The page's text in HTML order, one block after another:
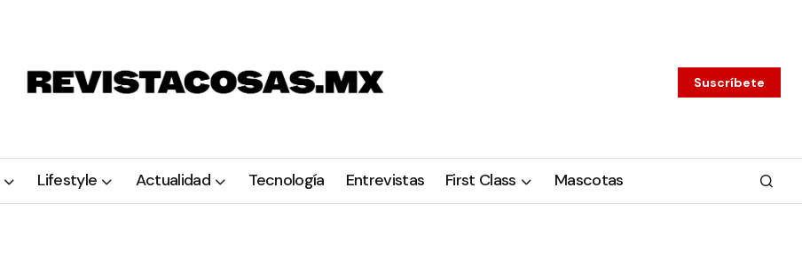
Suscríbete
Lifestyle Actualidad Tecnología Entrevistas First Class Mascotas